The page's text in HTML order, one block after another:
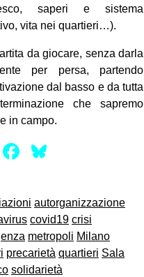
saperi e sistema
vita nei quartieri…).
da giocare, senza darla
per persa, partendo
dal basso e da tutta
che sapremo
in campo.
Mastodon
Facebook
autorganizzazione
covid19 crisi
metropoli Milano
precarietà quartieri Sala
solidarietà